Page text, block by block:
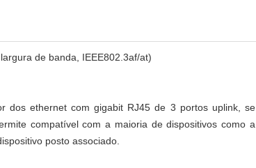
de banda, IEEE802.3af/at)
dos ethernet com gigabit RJ45 de 3 portos uplink, se
compatível com a maioria de dispositivos como a
posto associado.